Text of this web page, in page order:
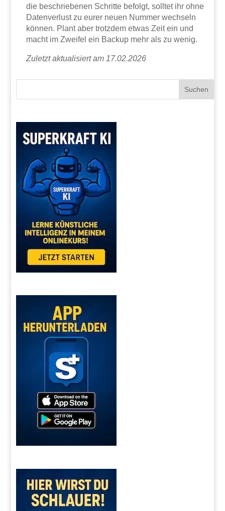
die beschriebenen Schritte befolgt, solltet ihr ohne
Datenverlust zu eurer neuen Nummer wechseln
können. Plant aber trotzdem etwas Zeit ein und
macht im Zweifel ein Backup mehr als zu wenig.
Zuletzt aktualisiert am 17.02.2026